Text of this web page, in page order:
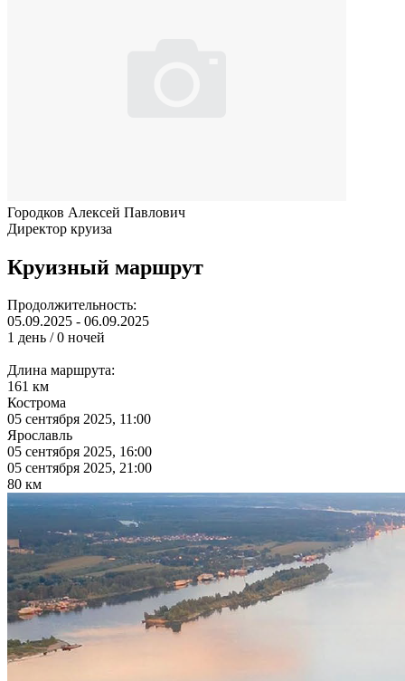
Городков Алексей Павлович
Директор круиза
Круизный маршрут
Продолжительность:
05.09.2025 - 06.09.2025
1 день / 0 ночей
Длина маршрута:
161 км
Кострома
05 сентября 2025, 11:00
Ярославль
05 сентября 2025, 16:00
05 сентября 2025, 21:00
80 км